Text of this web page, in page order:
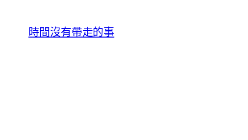
時間沒有帶走的事